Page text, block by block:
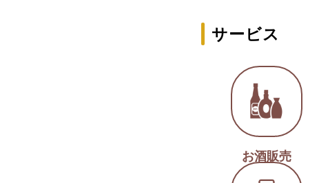
サービス
お酒販売